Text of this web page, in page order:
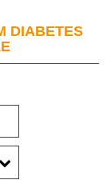
DIABETES